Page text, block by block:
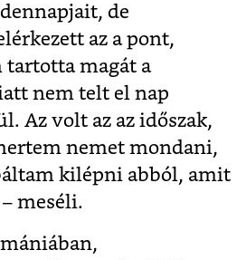
de
az a pont,
magát a
nem telt el nap
Az volt az az időszak,
nemet mondani,
kilépni abból, amit
meséli.